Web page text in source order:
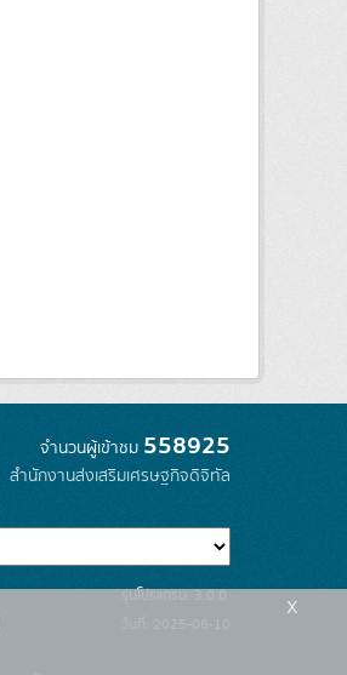
จำนวนผู้เข้าชม 558925
สำนักงานส่งเสริมเศรษฐกิจดิจิทัล
รุ่นโปรแกรม: 3.0.0
วันที่: 2025-06-10
x